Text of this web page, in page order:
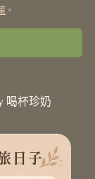
。
喝杯珍奶